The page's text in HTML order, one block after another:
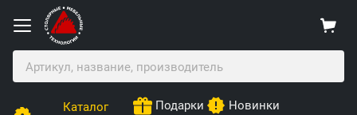
Каталог
Подарки
Новинки